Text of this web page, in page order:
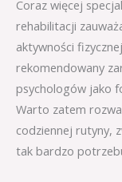
Coraz więcej
rehabilitacji
aktywności
rekomendowany
psychologów jako
Warto zatem
codziennej rutyny,
tak bardzo